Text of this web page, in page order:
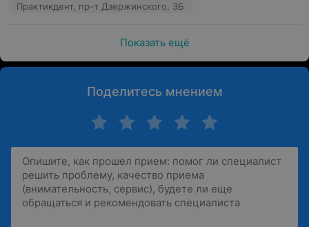
Практикдент, пр-т Дзержинского, 3Б
Показать ещё
Поделитесь мнением